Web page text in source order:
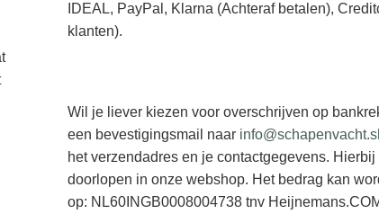
IDEAL, PayPal, Klarna (Achteraf betalen),
klanten).
Wil je liever kiezen voor overschrijven op
een bevestigingsmail naar
het verzendadres en je contactgegevens.
doorlopen in onze webshop. Het bedrag kan
op: NL60INGB0008004738 tnv